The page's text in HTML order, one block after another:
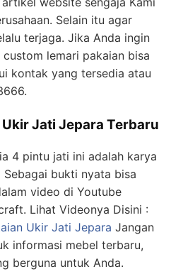
Selain itu agar
terjaga. Jika Anda ingin
lemari pakaian bisa
kontak yang tersedia atau
Jati Jepara Terbaru
4 pintu jati ini adalah karya
bukti nyata bisa
video di Youtube
Lihat Videonya Disini :
Ukir Jati Jepara Jangan
informasi mebel terbaru,
berguna untuk Anda.